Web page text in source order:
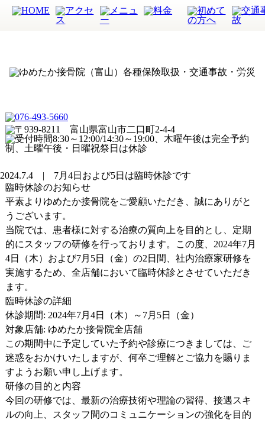
2024.7.4 | 7月4日および5日は臨時休診です
臨時休診のお知らせ
平素よりゆめたか接骨院をご愛顧いただき、誠にありがと
うございます。
当院では、患者様に対する治療の質向上を目的とし、定期
的にスタッフの研修を行っております。この度、2024年7月
4日（木）および7月5日（金）の2日間、社内治療家研修を
実施するため、全店舗において臨時休診とさせていただき
ます。
臨時休診の詳細
休診期間: 2024年7月4日（木）～7月5日（金）
対象店舗: ゆめたか接骨院全店舗
この期間中に予定していた予約や診療につきましては、ご
迷惑をおかけいたしますが、何卒ご理解とご協力を賜りま
すようお願い申し上げます。
研修の目的と内容
今回の研修では、最新の治療技術や理論の習得、接遇スキ
ルの向上、スタッフ間のコミュニケーションの強化を目的